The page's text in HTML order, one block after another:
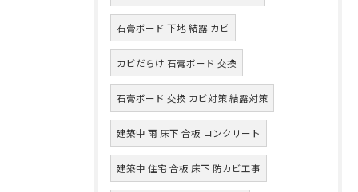
石膏ボード 下地 結露 カビ
カビだらけ 石膏ボード 交換
石膏ボード 交換 カビ対策 結露対策
建築中 雨 床下 合板 コンクリート
建築中 住宅 合板 床下 防カビ工事